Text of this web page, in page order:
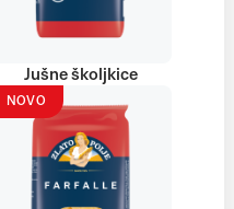
Jušne školjkice
NOVO